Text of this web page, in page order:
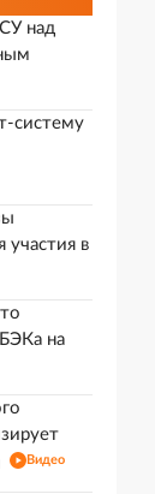
над
систему
в
на
Видео